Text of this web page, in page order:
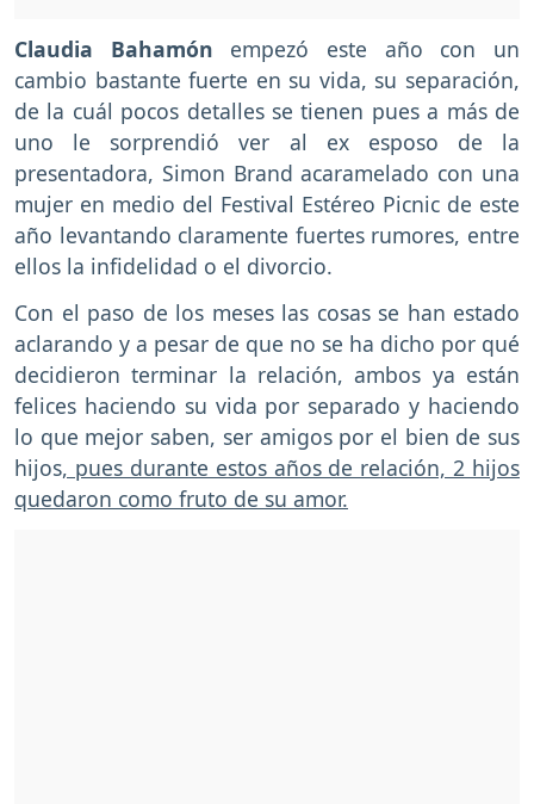
Claudia Bahamón empezó este año con un
cambio bastante fuerte en su vida, su separación,
de la cuál pocos detalles se tienen pues a más de
uno le sorprendió ver al ex esposo de la
presentadora, Simon Brand acaramelado con una
mujer en medio del Festival Estéreo Picnic de este
año levantando claramente fuertes rumores, entre
ellos la infidelidad o el divorcio.
Con el paso de los meses las cosas se han estado
aclarando y a pesar de que no se ha dicho por qué
decidieron terminar la relación, ambos ya están
felices haciendo su vida por separado y haciendo
lo que mejor saben, ser amigos por el bien de sus
hijos, pues durante estos años de relación, 2 hijos
quedaron como fruto de su amor.